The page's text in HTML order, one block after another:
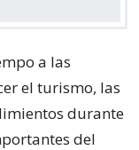
a las
el turismo, las
durante
del